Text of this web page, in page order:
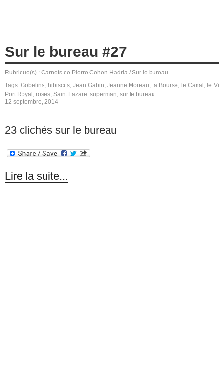
Sur le bureau #27
Rubrique(s) : Carnets de Pierre Cohen-Hadria / Sur le bureau
Tags:Gobelins, hibiscus,Jean Gabin, Jeanne Moreau, la Bourse, le Canal , le
Port Royal , roses, Saint Lazare, superman, sur le bureau
12 septembre, 2014
23 clichés sur le bureau
Lire la suite...